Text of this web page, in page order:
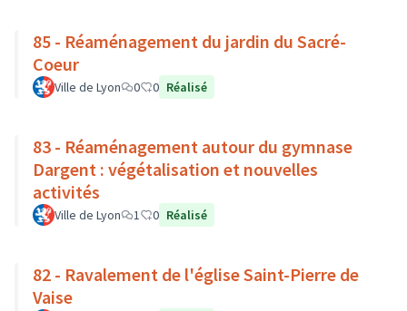
85 - Réaménagement du jardin du Sacré-
Coeur
Ville de Lyon 0 0 Réalisé
83 - Réaménagement autour du gymnase
Dargent : végétalisation et nouvelles
activités
Ville de Lyon 1 0 Réalisé
82 - Ravalement de l'église Saint-Pierre de
Vaise